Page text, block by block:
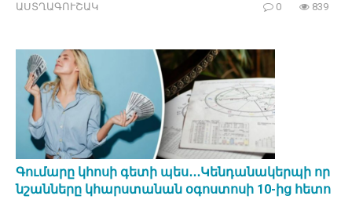
ԱՍՏՂԱԳՈՒՇԱԿ 0 839
Գումարը կհոսի գետի պես․․․Կենդանակերպի որ
նշանները կհարստանան օգոստոսի 10-ից հետո